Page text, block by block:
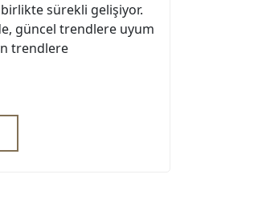
sürekli gelişiyor.
güncel trendlere uyum
trendlere